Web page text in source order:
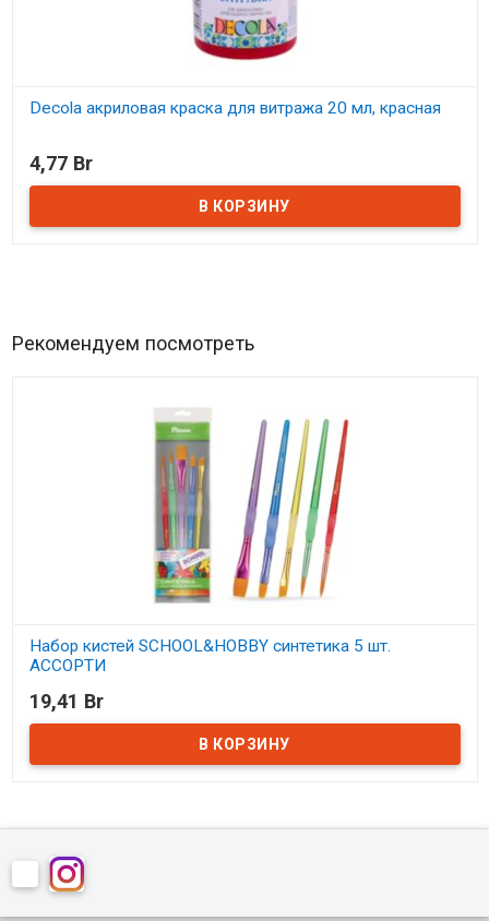
Decola акриловая краска для витража 20 мл, красная
4,77 Br
Рекомендуем посмотреть
Набор кистей SCHOOL&HOBBY синтетика 5 шт.
АССОРТИ
В наличии
19,41 Br